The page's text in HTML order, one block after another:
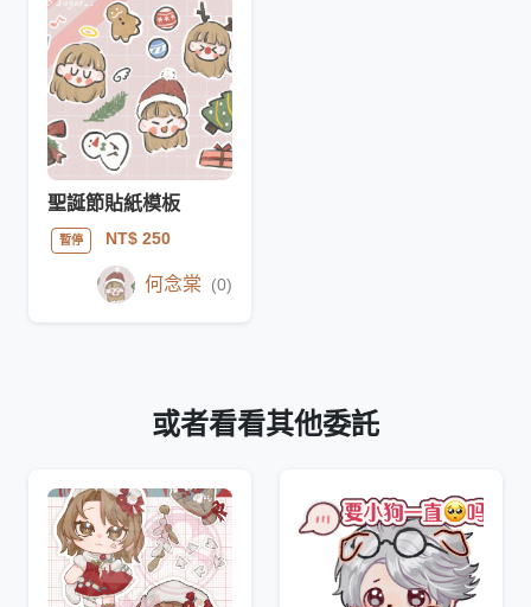
聖誕節貼紙模板
暫停 NT$ 250
何念棠 (0)
或者看看其他委託